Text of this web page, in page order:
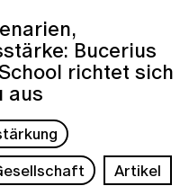
Bucerius
richtet sich
aus
Artikel